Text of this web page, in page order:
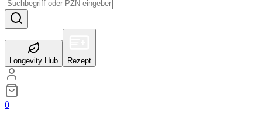
Longevity Hub Rezept
0